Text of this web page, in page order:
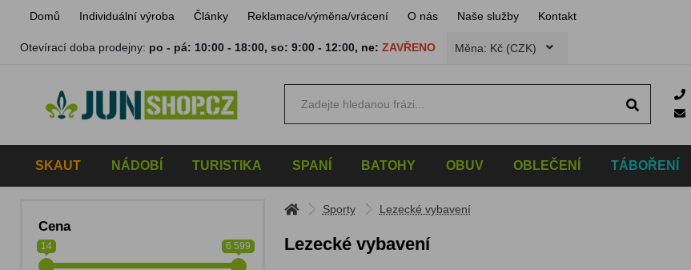
Domů Individuální výroba Články Reklamace/výměna/vrácení O nás Naše služby Kontakt
Otevírací doba prodejny: po - pá: 10:00 - 18:00,so: 9:00 - 12:00, ne: ZAVŘENO Měna: Kč (CZK)
SKAUT NÁDOBÍ TURISTIKA SPANÍ BATOHY OBUV OBLEČENÍ TÁBOŘENÍ
Cena
14 6 599
Sporty Lezecké vybavení
Lezecké vybavení